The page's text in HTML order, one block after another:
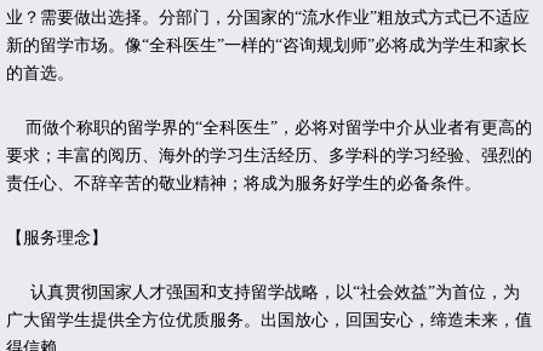
业？需要做出选择。分部门，分国家的“流水作业”粗放式方式已不适应
新的留学市场。像“全科医生”一样的“咨询规划师”必将成为学生和家长
的首选。
而做个称职的留学界的“全科医生”，必将对留学中介从业者有更高的
要求；丰富的阅历、海外的学习生活经历、多学科的学习经验、强烈的
责任心、不辞辛苦的敬业精神；将成为服务好学生的必备条件。
【服务理念】
认真贯彻国家人才强国和支持留学战略，以“社会效益”为首位，为
广大留学生提供全方位优质服务。出国放心，回国安心，缔造未来，值